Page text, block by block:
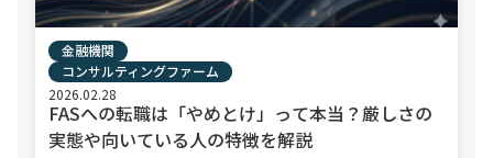
金融機関
コンサルティングファーム
2026.02.28
FASへの転職は「やめとけ」って本当？厳しさの
実態や向いている人の特徴を解説